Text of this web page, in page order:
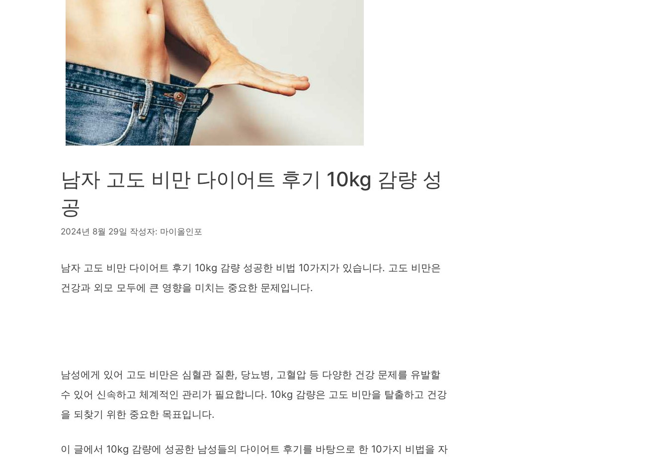
남자 고도 비만 다이어트 후기 10kg 감량 성
공
2024년 8월 29일 작성자: 마이올인포
남자 고도 비만 다이어트 후기 10kg 감량 성공한 비법 10가지가 있습니다. 고도 비만은
건강과 외모 모두에 큰 영향을 미치는 중요한 문제입니다.
남성에게 있어 고도 비만은 심혈관 질환, 당뇨병, 고혈압 등 다양한 건강 문제를 유발할
수 있어 신속하고 체계적인 관리가 필요합니다. 10kg 감량은 고도 비만을 탈출하고 건강
을 되찾기 위한 중요한 목표입니다.
이 글에서 10kg 감량에 성공한 남성들의 다이어트 후기를 바탕으로 한 10가지 비법을 자